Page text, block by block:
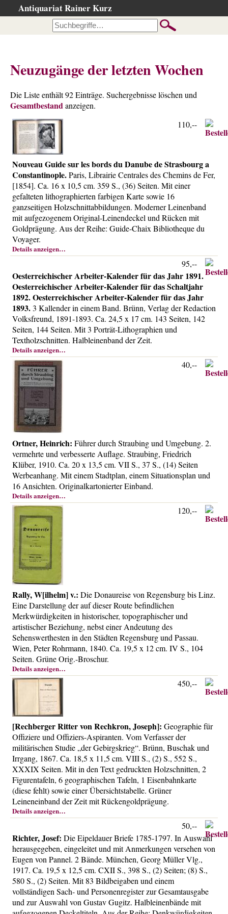
Antiquariat Rainer Kurz
…nach Beschreibung
…nach Kategorie
…nach Schlagwort
…nach Person
Neuzugänge
…der letzten Wochen
…der letzten Tage
Gesamtbestand
Ankauf
Warenkorb
Über uns
Kontakt
Versandkosten
AGB
Widerrufsrecht
Datenschutz
Neuzugänge der letzten Wochen
Die Liste enthält 92 Einträge. Suchergebnisse löschen und
Gesamtbestandanzeigen.
Nouveau Guide sur les bords du Danube de Strasbourg a
Constantinople.Paris, Librairie Centrales des Chemins de Fer,
[1854]. Ca. 16 x 10,5 cm. 359 S., (36) Seiten. Mit einer
gefalteten lithographierten farbigen Karte sowie 16
ganzseitigen Holzschnittabbildungen. Moderner Leinenband
mit aufgezogenem Original-Leinendeckel und Rücken mit
Goldprägung. Aus der Reihe: Guide-Chaix Bibliotheque du
Voyager.
Details anzeigen…
110,--
Oesterreichischer Arbeiter-Kalender für das Jahr 1891.
Oesterreichischer Arbeiter-Kalender für das Schaltjahr
1892. Oesterreichischer Arbeiter-Kalender für das Jahr
1893.3 Kallender in einem Band. Brünn, Verlag der Redaction
Volksfreund, 1891-1893. Ca. 24,5 x 17 cm. 143 Seiten, 142
Seiten, 144 Seiten. Mit 3 Porträt-Lithographien und
Textholzschnitten. Halbleinenband der Zeit.
Details anzeigen…
95,--
Ortner, Heinrich: Führer durch Straubing und Umgebung. 2.
vermehrte und verbesserte Auflage. Straubing, Friedrich
Klüber, 1910. Ca. 20 x 13,5 cm. VII S., 37 S., (14) Seiten
Werbeanhang. Mit einem Stadtplan, einem Situationsplan und
16 Ansichten. Originalkartonierter Einband.
Details anzeigen…
40,--
Rally, W[ilhelm] v.: Die Donaureise von Regensburg bis Linz.
Eine Darstellung der auf dieser Route befindlichen
Merkwürdigkeiten in historischer, topographischer und
artistischer Beziehung, nebst einer Andeutung des
Sehenswerthesten in den Städten Regensburg und Passau.
Wien, Peter Rohrmann, 1840. Ca. 19,5 x 12 cm. IV S., 104
Seiten. Grüne Orig.-Broschur.
Details anzeigen…
120,--
[Rechberger Ritter von Rechkron, Joseph]: Geographie für
Offiziere und Offiziers-Aspiranten. Vom Verfasser der
militärischen Studie „der Gebirgskrieg“. Brünn, Buschak und
Irrgang, 1867. Ca. 18,5 x 11,5 cm. VIII S., (2) S., 552 S.,
XXXIX Seiten. Mit in den Text gedruckten Holzschnitten, 2
Figurentafeln, 6 geographischen Tafeln, 1 Eisenbahnkarte
(diese fehlt) sowie einer Übersichtstabelle. Grüner
Leineneinband der Zeit mit Rückengoldprägung.
Details anzeigen…
450,--
Richter, Josef: Die Eipeldauer Briefe 1785-1797. In Auswahl
herausgegeben, eingeleitet und mit Anmerkungen versehen von
Eugen von Pannel. 2 Bände. München, Georg Müller Vlg.,
1917. Ca. 19,5 x 12,5 cm. CXII S., 398 S., (2) Seiten; (8) S.,
580 S., (2) Seiten. Mit 83 Bildbeigaben und einem
vollständigen Sach- und Personenregister zur Gesamtausgabe
und zur Auswahl von Gustav Gugitz. Halbleinenbände mit
50,--